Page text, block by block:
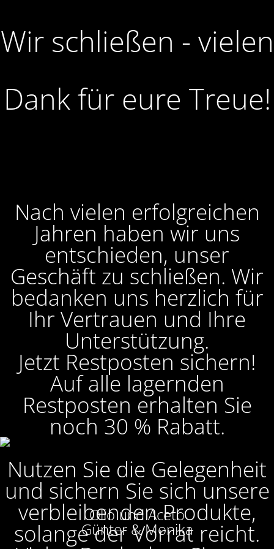
Wir schließen - vielen
Dank für eure Treue!
Nach vielen erfolgreichen
Jahren haben wir uns
entschieden, unser
Geschäft zu schließen. Wir
bedanken uns herzlich für
Ihr Vertrauen und Ihre
Unterstützung.
Jetzt Restposten sichern!
Auf alle lagernden
Restposten erhalten Sie
noch 30 % Rabatt.
Nutzen Sie die Gelegenheit
und sichern Sie sich unsere
verbleibenden Produkte,
solange der Vorrat reicht.
Olio und Aceto
Günter & Monika